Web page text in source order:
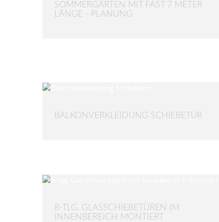
SOMMERGARTEN MIT FAST 7 METER
LÄNGE - PLANUNG
BALKONVERKLEIDUNG SCHIEBETÜR
8-TLG. GLASSCHIEBETÜREN IM
INNENBEREICH MONTIERT